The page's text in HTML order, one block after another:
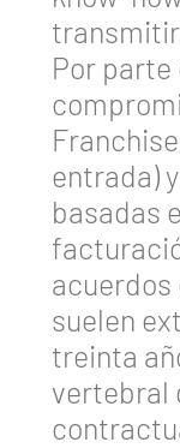
Por parte
entrada)
basadas
suelen
treinta
vertebral